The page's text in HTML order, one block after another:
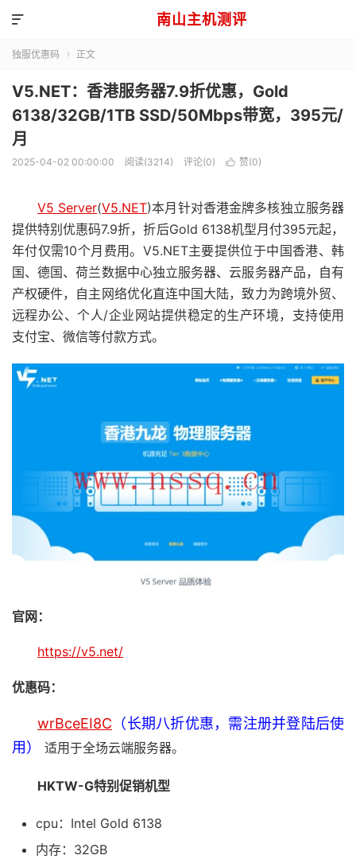
南山主机测评

独服优惠码  正文
V5.NET：香港服务器7.9折优惠，Gold
6138/32GB/1TB SSD/50Mbps带宽，395元/
月
2025-04-02 00:00:00 阅读(3214) 评论(0)  赞(0)
V5 Server(V5.NET)本月针对香港金牌多核独立服务器
提供特别优惠码7.9折，折后Gold 6138机型月付395元起，
年付仅需10个月费用。V5.NET主要提供位于中国香港、韩
国、德国、荷兰数据中心独立服务器、云服务器产品，自有
产权硬件，自主网络优化直连中国大陆，致力为跨境外贸、
远程办公、个人/企业网站提供稳定的生产环境，支持使用
支付宝、微信等付款方式。
官网：
https://v5.net/
优惠码：
wrBceEI8C （长期八折优惠，需注册并登陆后使
用） 适用于全场云端服务器。
HKTW-G特别促销机型
cpu：Intel Gold 6138
内存：32GB